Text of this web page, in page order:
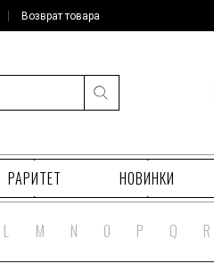
Возврат товара
РАРИТЕТ НОВИНКИ
L M N O P Q R